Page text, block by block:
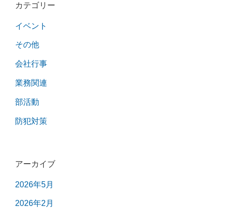
カテゴリー
イベント
その他
会社行事
業務関連
部活動
防犯対策
アーカイブ
2026年5月
2026年2月